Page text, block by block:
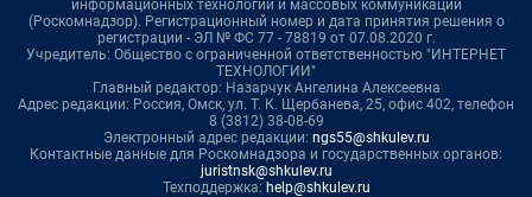
информационных технологий и массовых коммуникаций
(Роскомнадзор). Регистрационный номер и дата принятия решения о
регистрации - ЭЛ № ФС 77 - 78819 от 07.08.2020 г.
Учредитель: Общество с ограниченной ответственностью "ИНТЕРНЕТ
ТЕХНОЛОГИИ"
Главный редактор: Назарчук Ангелина Алексеевна
Адрес редакции: Россия, Омск, ул. Т. К. Щербанева, 25, офис 402, телефон
8 (3812) 38-08-69
Электронный адрес редакции: ngs55@shkulev.ru
Контактные данные для Роскомнадзора и государственных органов:
juristnsk@shkulev.ru
Техподдержка: help@shkulev.ru